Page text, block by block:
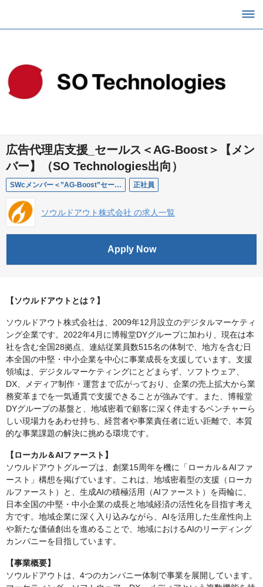
広告代理店支援_セールス＜AG-Boost＞【メン
バー】（SO Technologies出向）
SWcメンバー＜”AG-Boost”セールス＞ローカル × WEBマーケティングテクノロジー ※働き方自由：フルフレックス／フルリモート【勤務地_本社】 正社員
ソウルドアウト株式会社 の求人一覧
Apply Now
【ソウルドアウトとは？】
ソウルドアウト株式会社は、2009年12月設立のデジタルマーケティ
ング企業です。2022年4月に博報堂DYグループに加わり、現在は本
社を含む全国28拠点、連結従業員数515名の体制で、地方を含む日
本全国の中堅・中小企業を中心に事業成長を支援しています。支援
領域は、デジタルマーケティングにとどまらず、ソフトウェア、
DX、メディア制作・運営まで広がっており、企業の売上拡大から業
務変革までを一気通貫で支援できることが強みです。また、博報堂
DYグループの基盤と、地域密着で顧客に深く伴走するベンチャーら
しい現場力をあわせ持ち、経営者や事業責任者に近い距離で、本質
的な事業課題の解決に挑める環境です。
【ローカル＆AIファースト】
ソウルドアウトグループは、創業15周年を機に「ローカル＆AIファ
ースト」構想を掲げています。これは、地域密着型の支援（ローカ
ルファースト）と、生成AIの積極活用（AIファースト）を両輪に、
日本全国の中堅・中小企業の成長と地域経済の活性化を目指す考え
方です。地域企業に深く入り込みながら、AIを活用した生産性向上
や新たな価値創出を進めることで、地域におけるAIのリーディング
カンパニーを目指しています。
【事業概要】
ソウルドアウトは、4つのカンパニー体制で事業を展開しています。